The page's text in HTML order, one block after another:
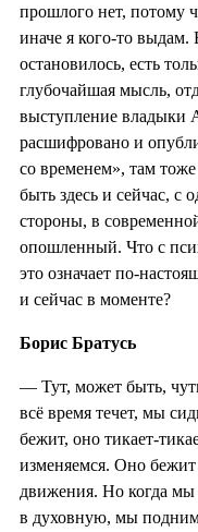
прошлого нет, потому
иначе я кого-то выдам.
остановилось, есть
глубочайшая мысль,
выступление владыки
расшифровано и
со временем», там
быть здесь и сейчас, с
стороны, в
опошленный. Что с
это означает по-
и сейчас в моменте?
Борис Братусь
— Тут, может быть,
всё время течет, мы
бежит, оно тикает-
изменяемся. Оно бежит
движения. Но когда
в духовную, мы